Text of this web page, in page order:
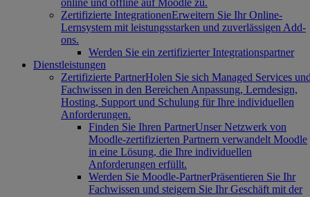
online und offline auf Moodle zu.
Zertifizierte IntegrationenErweitern Sie Ihr Online-
Lernsystem mit leistungsstarken und zuverlässigen Add-
ons.
Werden Sie ein zertifizierter Integrationspartner
Dienstleistungen
Zertifizierte PartnerHolen Sie sich Managed Services
Fachwissen in den Bereichen Anpassung, Lerndesign,
Hosting, Support und Schulung für Ihre individuellen
Anforderungen.
Finden Sie Ihren PartnerUnser Netzwerk von
Moodle-zertifizierten Partnern verwandelt Moodle
in eine Lösung, die Ihre individuellen
Anforderungen erfüllt.
Werden Sie Moodle-PartnerPräsentieren Sie Ihr
Fachwissen und steigern Sie Ihr Geschäft mit der